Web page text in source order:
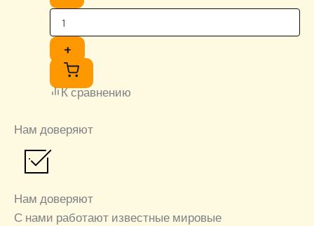
+
К сравнению
Нам доверяют
Нам доверяют
С нами работают известные мировые